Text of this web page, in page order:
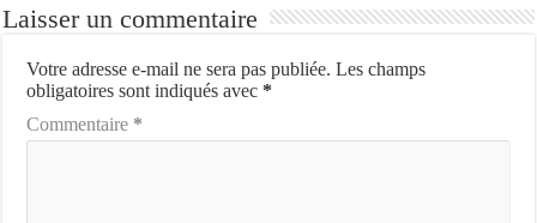
Laisser un commentaire
Votre adresse e-mail ne sera pas publiée. Les champs
obligatoires sont indiqués avec *
Commentaire *